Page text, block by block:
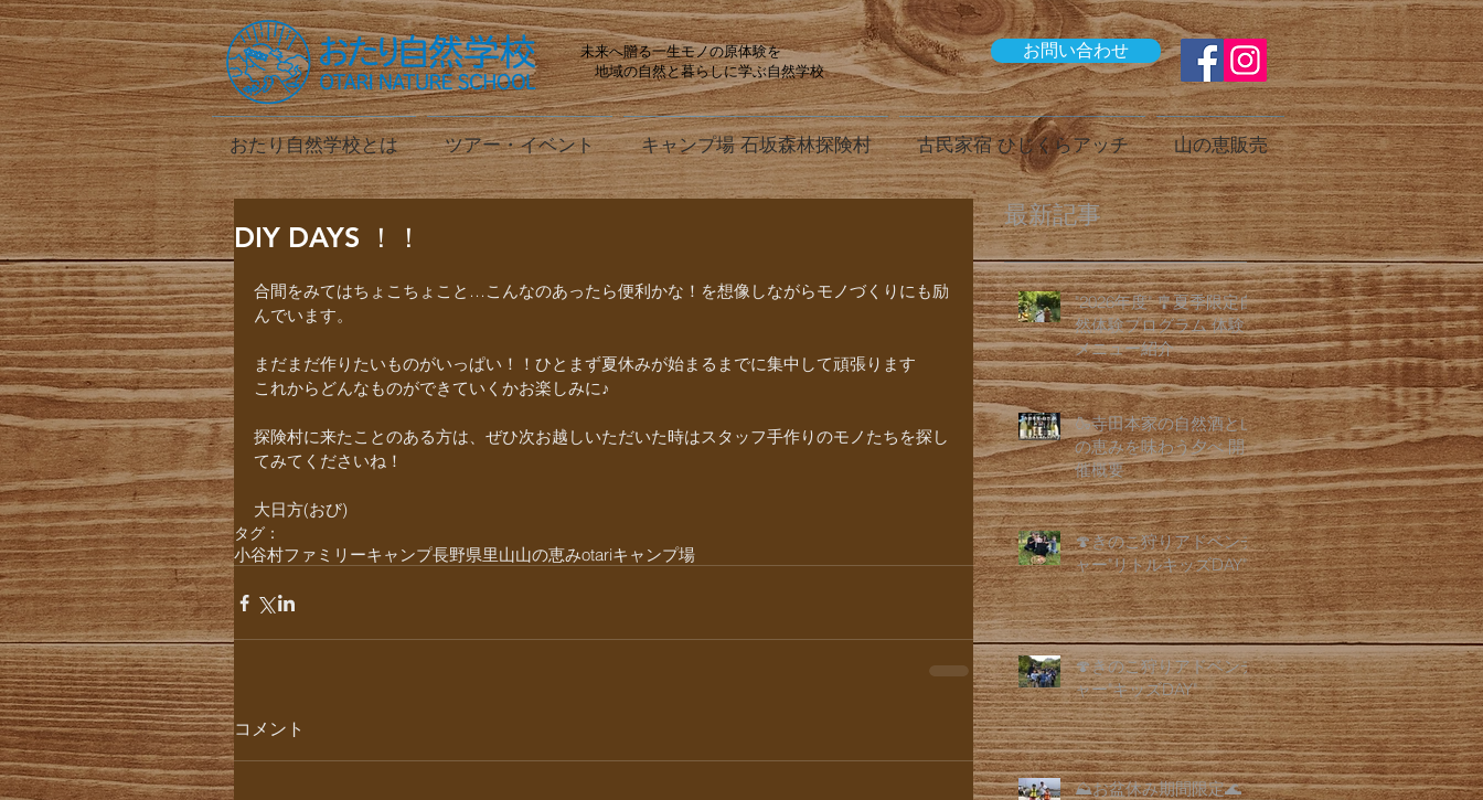
未来へ贈る一生モノの原体験を
地域の自然と暮らしに学ぶ自然学校
お問い合わせ
おたり自然学校とは ツアー・イベント キャンプ場 石坂森林探険村 古民家宿 ひじくらアッチ 山の恵販売
DIY DAYS ！！
合間をみてはちょこちょこと…こんなのあったら便利かな！を想像しながらモノづくりにも励
んでいます。
まだまだ作りたいものがいっぱい！！ひとまず夏休みが始まるまでに集中して頑張ります
これからどんなものができていくかお楽しみに♪
探険村に来たことのある方は、ぜひ次お越しいただいた時はスタッフ手作りのモノたちを探し
てみてくださいね！
大日方(おび)
タグ：
小谷村ファミリーキャンプ長野県里山山の恵みotariキャンプ場
コメント
最新記事
"2026年度" 🎐夏季限定自
然体験プログラム 体験
メニュー紹介
🍶寺田本家の自然酒と山
の恵みを味わう夕べ 開
催概要
🍄きのこ狩りアドベンチ
ャー"リトルキッズDAY"
🍄きのこ狩りアドベンチ
ャー"キッズDAY"
⛰️お盆休み期間限定🌊